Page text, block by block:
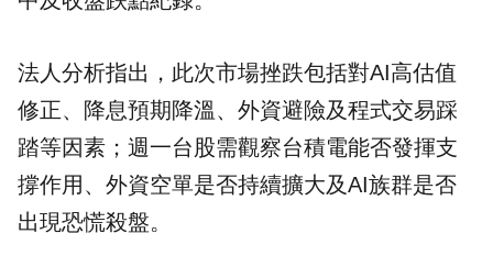
法人分析指出，此次市場挫跌包括對AI高估值
修正、降息預期降溫、外資避險及程式交易踩
踏等因素；週一台股需觀察台積電能否發揮支
撐作用、外資空單是否持續擴大及AI族群是否
出現恐慌殺盤。